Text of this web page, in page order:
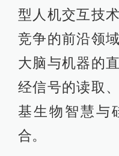
型人机交互技
竞争的前沿领
大脑与机器的
经信号的读取
基生物智慧与
合。